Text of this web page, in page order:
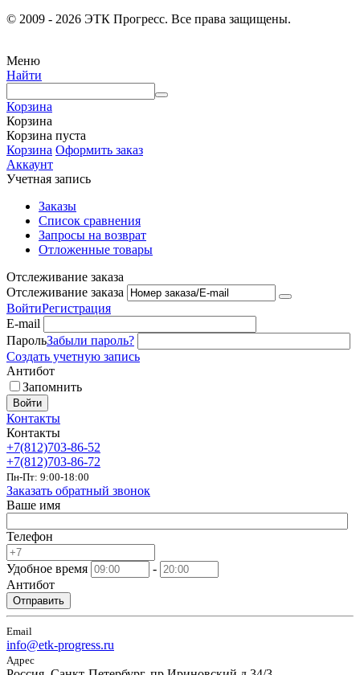
© 2009 - 2026 ЭТК Прогресс. Все права защищены.
Меню
Найти
Корзина
Корзина
Корзина пуста
Корзина Оформить заказ
Аккаунт
Учетная запись
Заказы
Список сравнения
Запросы на возврат
Отложенные товары
Отслеживание заказа
Отслеживание заказа
ВойтиРегистрация
E-mail
ПарольЗабыли пароль?
Создать учетную запись
Антибот
Запомнить
Войти
Контакты
Контакты
+7(812)703-86-52
+7(812)703-86-72
Пн-Пт: 9:00-18:00
Заказать обратный звонок
Ваше имя
Телефон
Удобное время
-
Антибот
Отправить
Email
info@etk-progress.ru
Адрес